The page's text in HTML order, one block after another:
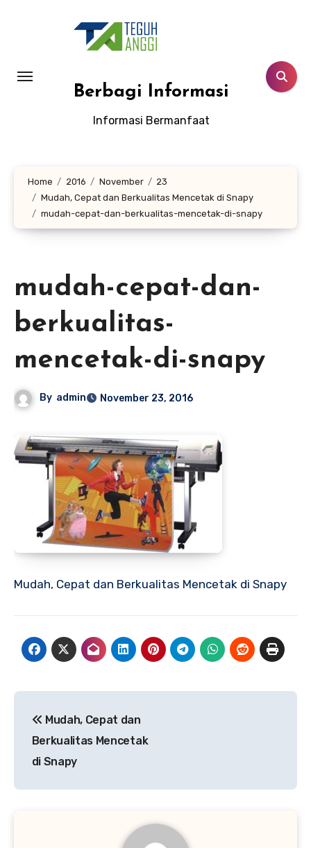
Berbagi Informasi
Informasi Bermanfaat
Home 2016 November
23
Mudah, Cepat dan Berkualitas Mencetak di Snapy
mudah-cepat-dan-berkualitas-mencetak-di-snapy
mudah-cepat-dan-
berkualitas-
mencetak-di-snapy
By admin November 23, 2016
Mudah, Cepat dan Berkualitas Mencetak di Snapy
pos
Mudah, Cepat dan
Berkualitas Mencetak
di Snapy